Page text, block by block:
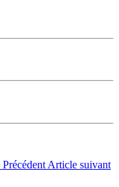
Précédent Article suivant